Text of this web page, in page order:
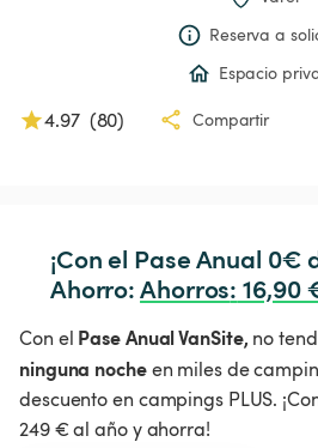
Reserva a
Espacio
4.97 (80) Compartir
¡Con el Pase Anual 0€
Ahorro: Ahorros: 16,90
Con el Pase Anual VanSite, no
ninguna nocheen miles de
descuento en campings PLUS.
249 € al año y ahorra!